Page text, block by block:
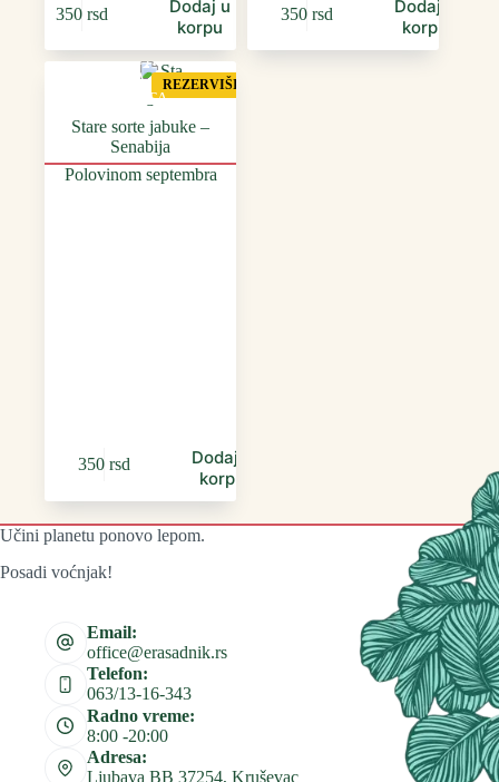
350 rsd
Dodaj u
korpu
350 rsd
Dodaj u
korpu
REZERVIŠI
STAR
A
SORTA
Stare sorte jabuke –
Senabija
Polovinom septembra
350 rsd
Dodaj u
korpu
Učini planetu ponovo lepom.
Posadi voćnjak!
Email:
office@erasadnik.rs
Telefon:
063/13-16-343
Radno vreme:
8:00 -20:00
Adresa:
Ljubava BB 37254, Kruševac